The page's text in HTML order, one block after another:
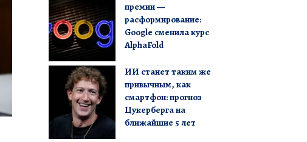
премии —
расформирование:
Google сменила курс
AlphaFold
ИИ станет таким же
привычным, как
смартфон: прогноз
Цукерберга на
ближайшие 5 лет